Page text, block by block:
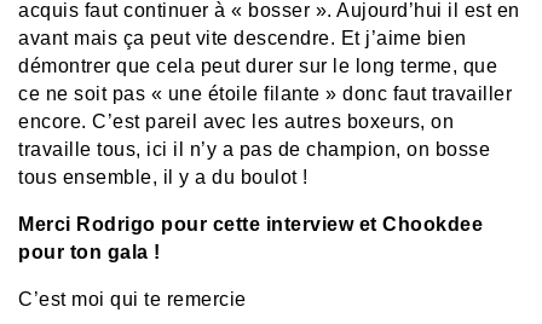
acquis faut continuer à « bosser ». Aujourd’hui il est en
avant mais ça peut vite descendre. Et j’aime bien
démontrer que cela peut durer sur le long terme, que
ce ne soit pas « une étoile filante » donc faut travailler
encore. C’est pareil avec les autres boxeurs, on
travaille tous, ici il n’y a pas de champion, on bosse
tous ensemble, il y a du boulot !
Merci Rodrigo pour cette interview et Chookdee
pour ton gala !
C’est moi qui te remercie